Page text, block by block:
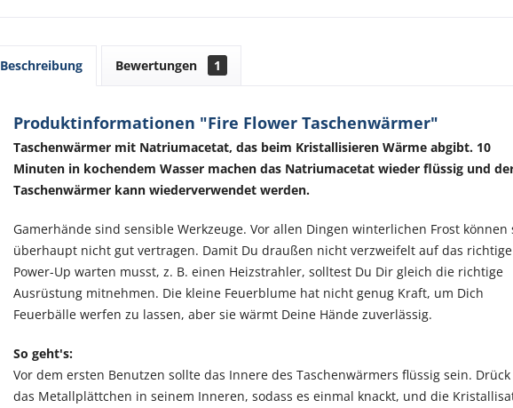
Beschreibung Bewertungen 1
Produktinformationen "Fire Flower Taschenwärmer"
Taschenwärmer mit Natriumacetat, das beim Kristallisieren Wärme abgibt. 10
Minuten in kochendem Wasser machen das Natriumacetat wieder flüssig und
Taschenwärmer kann wiederverwendet werden.
Gamerhände sind sensible Werkzeuge. Vor allen Dingen winterlichen Frost können
überhaupt nicht gut vertragen. Damit Du draußen nicht verzweifelt auf das richtige
Power-Up warten musst, z. B. einen Heizstrahler, solltest Du Dir gleich die richtige
Ausrüstung mitnehmen. Die kleine Feuerblume hat nicht genug Kraft, um Dich
Feuerbälle werfen zu lassen, aber sie wärmt Deine Hände zuverlässig.
So geht's:
Vor dem ersten Benutzen sollte das Innere des Taschenwärmers flüssig sein.
das Metallplättchen in seinem Inneren, sodass es einmal knackt, und die